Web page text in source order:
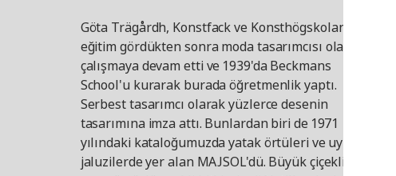
Göta Trägårdh, Konstfack ve Konsthögskolan'da
eğitim gördükten sonra moda tasarımcısı olarak
çalışmaya devam etti ve 1939'da Beckmans
School'u kurarak burada öğretmenlik yaptı.
Serbest tasarımcı olarak yüzlerce desenin
tasarımına imza attı. Bunlardan biri de 1971
yılındaki kataloğumuzda yatak örtüleri ve uyumlu
jaluzilerde yer alan MAJSOL'dü. Büyük çiçekli ve